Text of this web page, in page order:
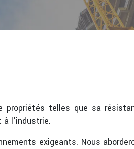
telles que sa
l’industrie.
exigeants. Nous